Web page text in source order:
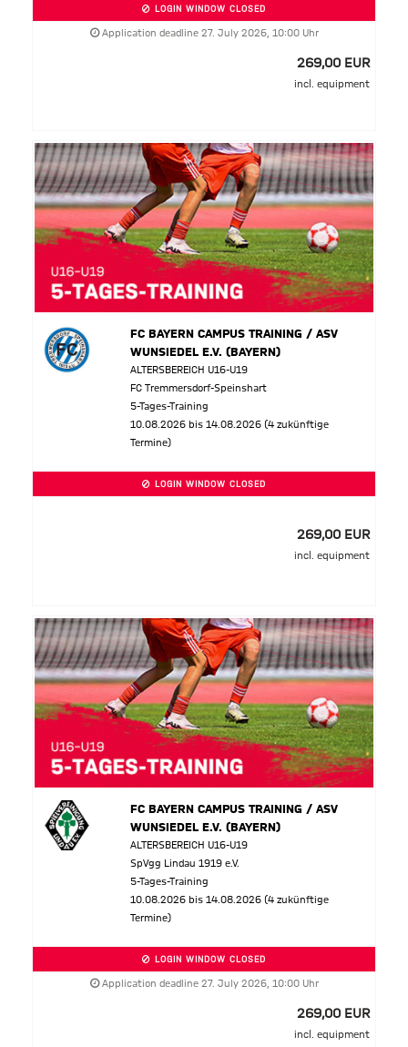
LOGIN WINDOW CLOSED
Application deadline 27. July 2026, 10:00 Uhr
269,00 EUR
incl. equipment
FC BAYERN CAMPUS TRAINING / ASV
WUNSIEDEL E.V. (BAYERN)
ALTERSBEREICH U16-U19
FC Tremmersdorf-Speinshart
5-Tages-Training
10.08.2026 bis 14.08.2026 (4 zukünftige
Termine)
LOGIN WINDOW CLOSED
269,00 EUR
incl. equipment
FC BAYERN CAMPUS TRAINING / ASV
WUNSIEDEL E.V. (BAYERN)
ALTERSBEREICH U16-U19
SpVgg Lindau 1919 e.V.
5-Tages-Training
10.08.2026 bis 14.08.2026 (4 zukünftige
Termine)
LOGIN WINDOW CLOSED
Application deadline 27. July 2026, 10:00 Uhr
269,00 EUR
incl. equipment